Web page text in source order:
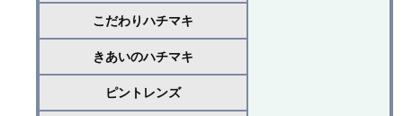
こだわりハチマキ
きあいのハチマキ
ピントレンズ